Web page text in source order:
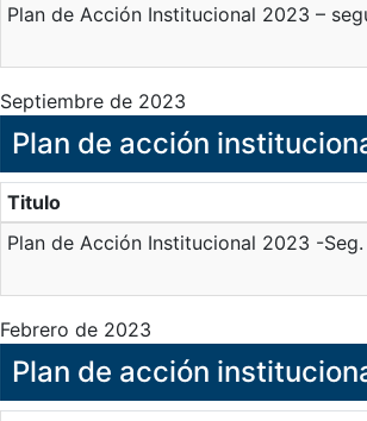
Plan de Acción Institucional 2023 –
Septiembre de 2023
Plan de acción
Titulo
Plan de Acción Institucional 2023 -
Febrero de 2023
Plan de acción